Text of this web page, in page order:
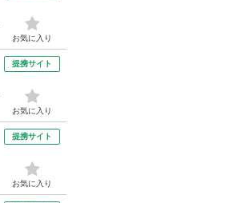
お気に入り
提携サイト
お気に入り
提携サイト
お気に入り